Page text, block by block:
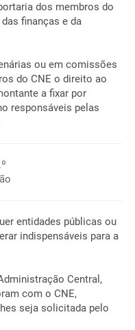
dos membros do
finanças e da
ou em comissões
do CNE o direito ao
a fixar por
responsáveis pelas
entidades públicas ou
indispensáveis para a
Central,
com o CNE,
seja solicitada pelo